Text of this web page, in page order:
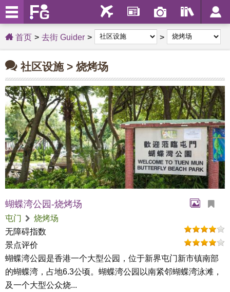
首页 去街 Guider
社区设施 > 烧烤场
蝴蝶湾公园-烧烤场
屯门
烧烤场
无障碍指数
景点评价
蝴蝶湾公园是香港一个大型公园，位于新界屯门新市镇南部
的蝴蝶湾，占地6.3公顷。蝴蝶湾公园以南紧邻蝴蝶湾泳滩，
及一个大型公众烧...